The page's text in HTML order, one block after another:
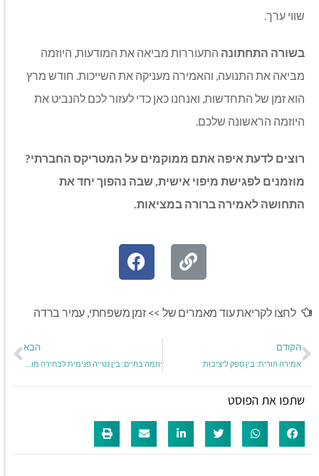
שווי ערך.
בשורה התחתונה התעוררות מביאה את המודעות, היוזמה
מביאה את התנועה, והאמירה מעניקה את השייכות. חודש מרץ
הוא זמן של התחדשות, ואנחנו כאן כדי לעזור לכם להנביט את
היוזמה הראשונה שלכם.
רוצים לדעת איפה אתם ממוקמים על המטריקס החברתי?
מוזמנים לפגישת מיפוי אישית, שבה נהפוך יחד את
התחושה לאמירה ברורה במציאות.
לחצו לקריאת עוד מאמרים של >> זמן משפחתי, עמיר ברדה
הקודם
אמירה הורית: בין ספק ליציבות
הבא
שתפו את הפוסט